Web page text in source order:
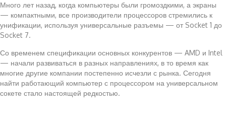
Много лет назад, когда компьютеры были громоздкими, а экраны
— компактными, все производители процессоров стремились к
унификации, используя универсальные разъемы — от Socket 1 до
Socket 7.
Со временем спецификации основных конкурентов — AMD и Intel
— начали развиваться в разных направлениях, в то время как
многие другие компании постепенно исчезли с рынка. Сегодня
найти работающий компьютер с процессором на универсальном
сокете стало настоящей редкостью.